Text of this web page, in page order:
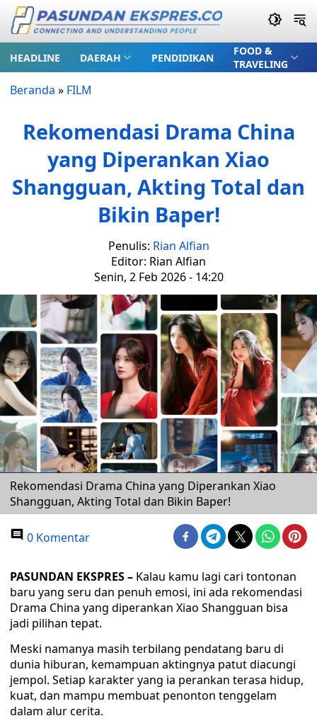
HEADLINE DAERAH PENDIDIKAN
FOOD &
TRAVELING
Beranda » FILM
Rekomendasi Drama China
yang Diperankan Xiao
Shangguan, Akting Total dan
Bikin Baper!
Penulis: Rian Alfian
Editor: Rian Alfian
Senin, 2 Feb 2026 - 14:20
Rekomendasi Drama China yang Diperankan Xiao
Shangguan, Akting Total dan Bikin Baper!
0 Komentar
PASUNDAN EKSPRES – Kalau kamu lagi cari tontonan
baru yang seru dan penuh emosi, ini ada rekomendasi
Drama China yang diperankan Xiao Shangguan bisa
jadi pilihan tepat.
Meski namanya masih terbilang pendatang baru di
dunia hiburan, kemampuan aktingnya patut diacungi
jempol. Setiap karakter yang ia perankan terasa hidup,
kuat, dan mampu membuat penonton tenggelam
dalam alur cerita.